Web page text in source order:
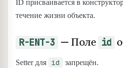
ID присваивается в
течение жизни объекта.
R-ENT-3 — Поле id
Setter для id запрещён.